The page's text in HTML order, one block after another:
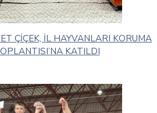
ÇİÇEK, İL HAYVANLARI KORUMA
KATILDI